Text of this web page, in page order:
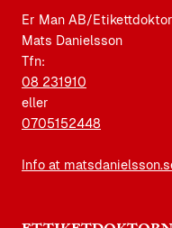
Er Man AB/
Mats Danielsson
Tfn:
08 231910
eller
0705152448
Info at